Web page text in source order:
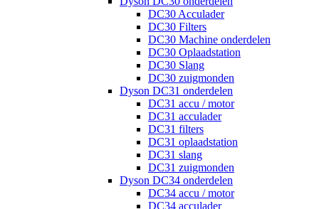
DC30 Acculader
DC30 Filters
DC30 Machine onderdelen
DC30 Oplaadstation
DC30 Slang
DC30 zuigmonden
Dyson DC31 onderdelen
DC31 accu / motor
DC31 acculader
DC31 filters
DC31 oplaadstation
DC31 slang
DC31 zuigmonden
Dyson DC34 onderdelen
DC34 accu / motor
DC34 acculader